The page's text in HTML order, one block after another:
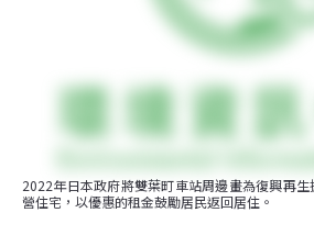
2022年日本政府將雙葉町車站周邊畫為復興再
營住宅，以優惠的租金鼓勵居民返回居住。